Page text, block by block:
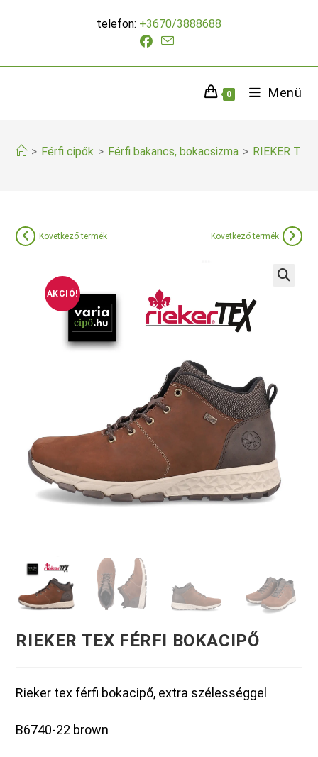
telefon: +3670/3888688
0 Menü
> Férfi cipők > Férfi bakancs, bokacsizma > RIEKER
AKCIÓ!
Következő termék Következő termék
RIEKER TEX FÉRFI BOKACIPŐ
Rieker tex férfi bokacipő, extra szélességgel
B6740-22 brown